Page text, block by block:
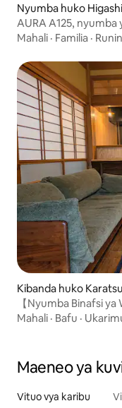
Nyumba huko
ict
AURA A125, nyumba
㎡
Mahali · Familia ·
Kibanda huko Karatsu
【Nyumba Binafsi
Yenye Nyota/Watu 8
Mahali · Bafu ·
Maeneo ya
Vituo vya karibu